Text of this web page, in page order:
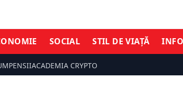
SOCIAL STIL DE VIAȚĂ
PENSIIACADEMIA CRYPTO